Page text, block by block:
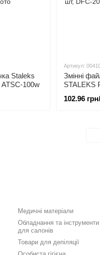
Staleks
ATSC-100w
Артикул:
Змінні
STALEKS
102.96
Медичні матеріали
Обладнання та інструменти
для салонів
Товари для депіляції